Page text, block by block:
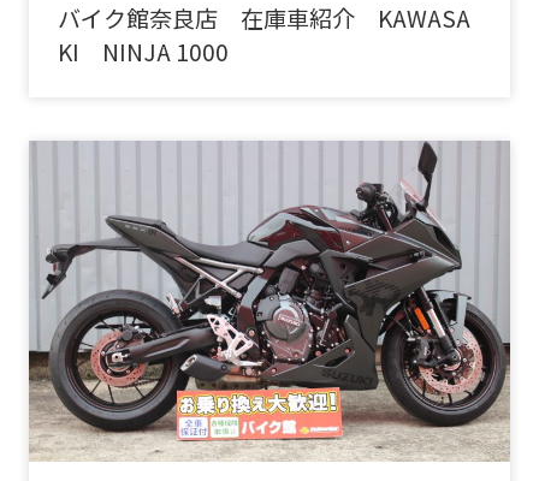
バイク館奈良店 在庫車紹介 KAWASA
KI NINJA 1000